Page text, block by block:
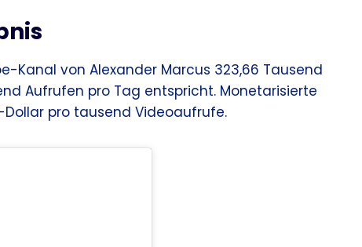
Kanal von Alexander Marcus 323,66 Tausend
Aufrufen pro Tag entspricht. Monetarisierte
Dollar pro tausend Videoaufrufe.